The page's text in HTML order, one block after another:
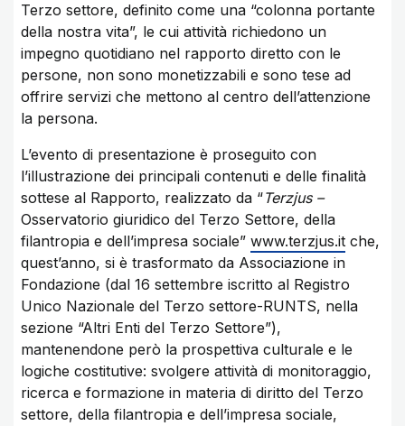
Terzo settore, definito come una “colonna portante
della nostra vita”, le cui attività richiedono un
impegno quotidiano nel rapporto diretto con le
persone, non sono monetizzabili e sono tese ad
offrire servizi che mettono al centro dell’attenzione
la persona.
L’evento di presentazione è proseguito con
l’illustrazione dei principali contenuti e delle finalità
sottese al Rapporto, realizzato da “Terzjus –
Osservatorio giuridico del Terzo Settore, della
filantropia e dell’impresa sociale” www.terzjus.it che,
quest’anno, si è trasformato da Associazione in
Fondazione (dal 16 settembre iscritto al Registro
Unico Nazionale del Terzo settore-RUNTS, nella
sezione “Altri Enti del Terzo Settore”),
mantenendone però la prospettiva culturale e le
logiche costitutive: svolgere attività di monitoraggio,
ricerca e formazione in materia di diritto del Terzo
settore, della filantropia e dell’impresa sociale,